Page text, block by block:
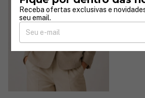
Receba ofertas exclusivas e
seu email.